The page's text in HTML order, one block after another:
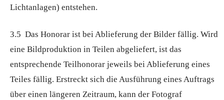
Lichtanlagen) entstehen.
3.5 Das Honorar ist bei Ablieferung der Bilder fällig. Wird
eine Bildproduktion in Teilen abgeliefert, ist das
entsprechende Teilhonorar jeweils bei Ablieferung eines
Teiles fällig. Erstreckt sich die Ausführung eines Auftrags
über einen längeren Zeitraum, kann der Fotograf